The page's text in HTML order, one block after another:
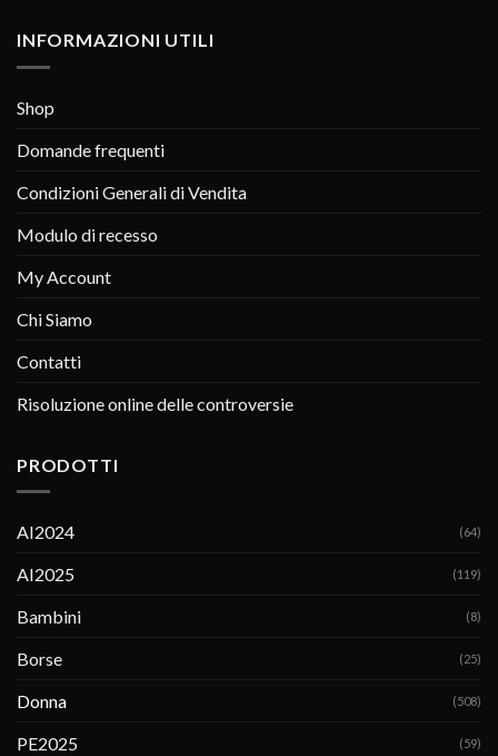
INFORMAZIONI UTILI
Shop
Domande frequenti
Condizioni Generali di Vendita
Modulo di recesso
My Account
Chi Siamo
Contatti
Risoluzione online delle controversie
PRODOTTI
AI2024 (64)
AI2025 (119)
Bambini (8)
Borse (25)
Donna (508)
PE2025 (59)